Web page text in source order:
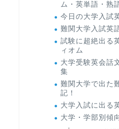
ム・英単語・熟
今日の大学入試
難関大学入試英
試験に超絶出る
ィオム
大学受験英会話
集
難関大学で出た
記！
大学入試に出る
大学・学部別傾